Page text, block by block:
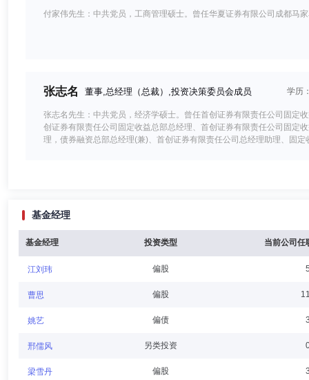
付家伟先生：中共党员，工商管理硕士。曾任华夏证券有限公司成都马
张志名 董事,总经理（总裁）,投资决策委员会成员 学历
张志名先生：中共党员，经济学硕士。曾任首创证券有限责任公司固定
创证券有限责任公司固定收益总部总经理、首创证券有限责任公司固定
理，债券融资总部总经理(兼)、首创证券有限责任公司总经理助理、固
王淼先生：1973年3月出生于中国上海，圣路易斯华盛顿大学奥林商学
亚）有限公司亚洲业务部营业总监、瑞穗实业银行环球结构融资部副总
资银行业务部副部长。
学历：博士
穆忠和先生：中共党员，国际经济博士，美国斯坦福大学经济学访问学
基金经理
基金经理 投资类型 当前公司任
江刘玮 偏股
曹思 偏股
姚艺 偏债
邢儒风 另类投资
梁雪丹 偏股